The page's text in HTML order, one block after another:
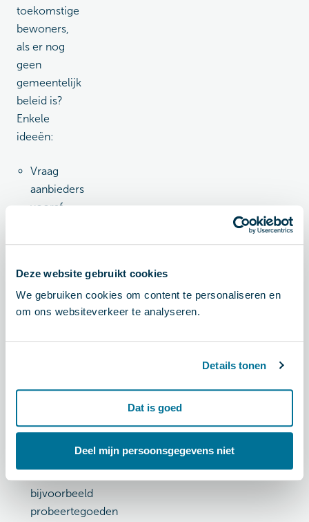
Deze website gebruikt cookies
We gebruiken cookies om content te personaliseren en
om ons websiteverkeer te analyseren.
Details tonen
Dat is goed
Deel mijn persoonsgegevens niet
toekomstige
bewoners,
als er nog
geen
gemeentelijk
beleid is?
Enkele
ideeën:
Vraag
aanbieders
vooraf
kunnen
toekomstige
vroegtijdig.
bijvoorbeeld
probeertegoeden